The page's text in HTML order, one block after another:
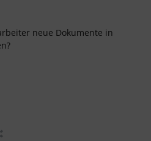
neue Dokumente in